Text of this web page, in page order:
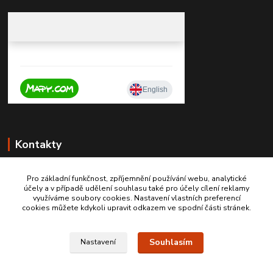
Kontakty
+420 603467970
Pro základní funkčnost, zpříjemnění používání webu, analytické
účely a v případě udělení souhlasu také pro účely cílení reklamy
využíváme soubory cookies. Nastavení vlastních preferencí
cookies můžete kdykoli upravit odkazem ve spodní části stránek.
Nastavení Souhlasím